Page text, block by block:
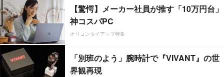
【驚愕】メーカー社員が推す「10万円台」
神コスパPC
オリコンタイアップ特集
「別班のよう」腕時計で『VIVANT』の世
界観再現